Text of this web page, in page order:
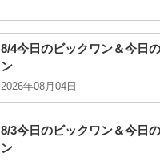
8/4今日のビックワン＆今日
ン
2026年08月04日
8/3今日のビックワン＆今日
ン